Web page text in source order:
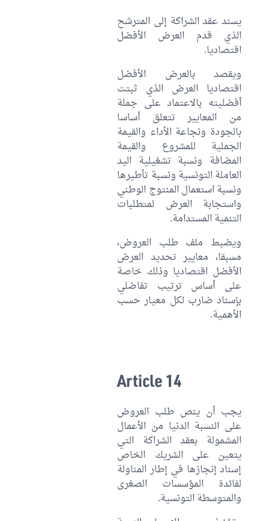
يسند عقد الشراكة إلى المترشح
الذي قدم العرض الأفضل
اقتصاديا.
ويقصد بالعرض الأفضل
اقتصاديا العرض الذي ثبتت
أفضليته بالاعتماد على جملة
من المعايير تتعلق أساسا
بالجودة ونجاعة الأداء والقيمة
الجملية للمشروع والقيمة
المضافة ونسبة تشغيلية اليد
العاملة التونسية ونسبة تأطيرها
ونسبة استعمال المنتوج الوطني
واستجابة العرض لمتطلبات
التنمية المستدامة.
ويضبط ملف طلب العروض،
مسبقا، معايير تحديد العرض
الأفضل اقتصاديا وذلك خاصة
على أساس ترتيب تفاضلي
بإسناد ضارب لكل معيار حسب
الأهمية.
Article 14
يجب أن ينص طلب العروض
على النسبة الدنيا من الأعمال
المشمولة بعقد الشراكة التي
يتعين على الشريك الخاص
إسناد إنجازها في إطار المناولة
لفائدة المؤسسات الصغرى
والمتوسطة التونسية.